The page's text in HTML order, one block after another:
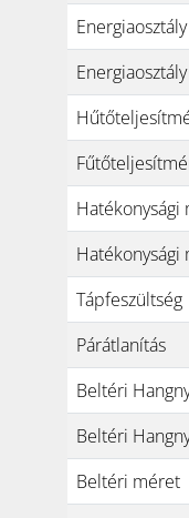
Hatékonysági
Hatékonysági
Tápfeszültség
Párátlanítás
Beltéri
Beltéri
Beltéri méret